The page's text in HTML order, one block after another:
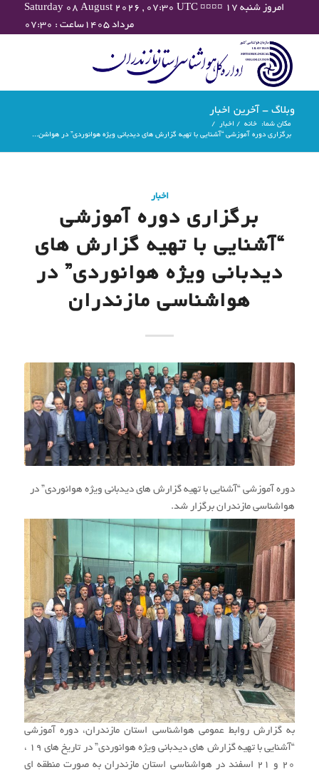
Saturday 08 August 2026 , 07:30 UTC ¤¤¤¤ امروز شنبه ۱۷
مرداد ۱۴۰۵ساعت : ۰۷:۳۰
وبلاگ - آخرین اخبار
مکان شما: خانه / اخبار
/
برگزاری دوره آموزشی “آشنایی با تهیه گزارش های دیدبانی ویژه هوانوردی” در هواشن...
اخبار
برگزاری دوره آموزشی
“آشنایی با تهیه گزارش های
دیدبانی ویژه هوانوردی” در
هواشناسی مازندران
دوره آموزشی “آشنایی با تهیه گزارش های دیدبانی ویژه هوانوردی” در
هواشناسی مازندران برگزار شد.
به گزارش روابط عمومی هواشناسی استان مازندران، دوره آموزشی
“آشنایی با تهیه گزارش های دیدبانی ویژه هوانوردی” در تاریخ های 19 ،
20 و 21 اسفند در هواشناسی استان مازندران به صورت منطقه ای